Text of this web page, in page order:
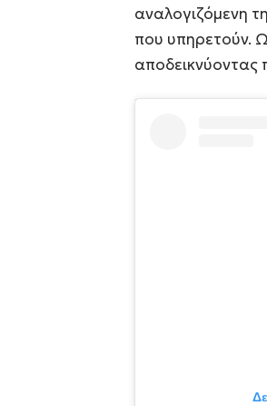
αναλογιζόμενη
που υπηρετούν.
αποδεικνύοντας